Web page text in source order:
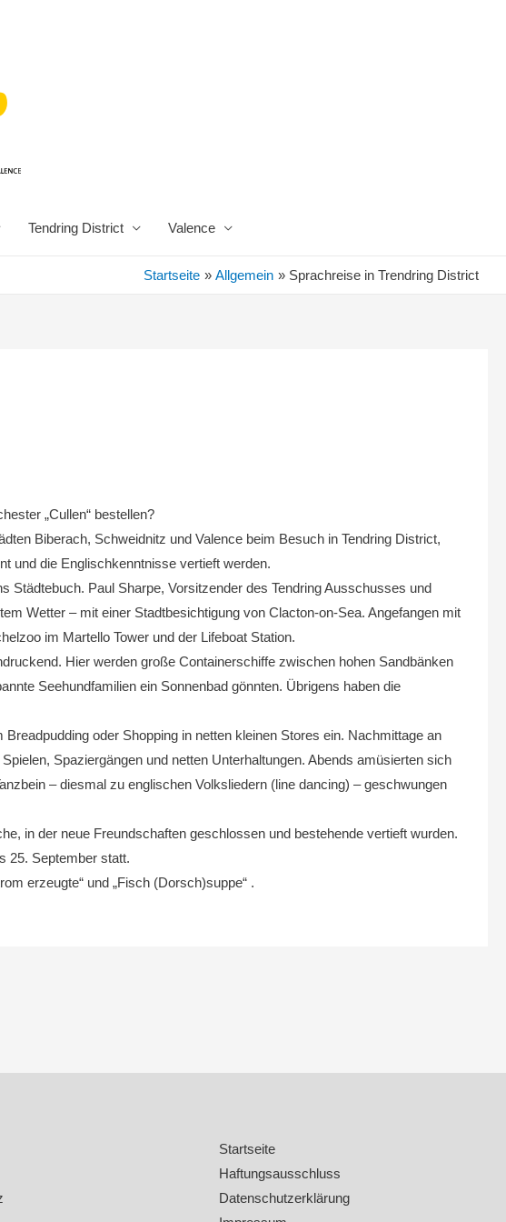
Tendring District Valence
Startseite Allgemein Sprachreise in Trendring District
„Cullen“ bestellen?
Biberach, Schweidnitz und Valence beim Besuch in Tendring District,
und die Englischkenntnisse vertieft werden.
Städtebuch. Paul Sharpe, Vorsitzender des Tendring Ausschusses und
Wetter – mit einer Stadtbesichtigung von Clacton-on-Sea. Angefangen mit
im Martello Tower und der Lifeboat Station.
Hier werden große Containerschiffe zwischen hohen Sandbänken
Seehundfamilien ein Sonnenbad gönnten. Übrigens haben die
oder Shopping in netten kleinen Stores ein. Nachmittage an
Spaziergängen und netten Unterhaltungen. Abends amüsierten sich
– diesmal zu englischen Volksliedern (line dancing) – geschwungen
in der neue Freundschaften geschlossen und bestehende vertieft wurden.
25. September statt.
erzeugte“ und „Fisch (Dorsch)suppe“ .
Startseite
Haftungsausschluss
Datenschutzerklärung